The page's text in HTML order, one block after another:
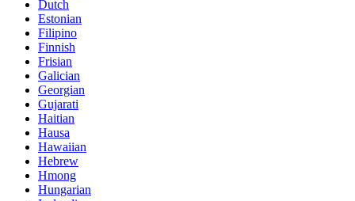
Dutch
Estonian
Filipino
Finnish
Frisian
Galician
Georgian
Gujarati
Haitian
Hausa
Hawaiian
Hebrew
Hmong
Hungarian